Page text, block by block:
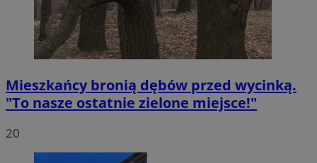
Mieszkańcy bronią dębów przed wycinką.
"To nasze ostatnie zielone miejsce!"
20